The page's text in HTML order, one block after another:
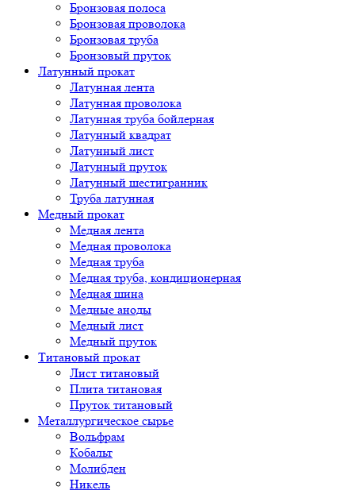
Бронзовая полоса
Бронзовая проволока
Бронзовая труба
Бронзовый пруток
Латунный прокат
Латунная лента
Латунная проволока
Латунная труба бойлерная
Латунный квадрат
Латунный лист
Латунный пруток
Латунный шестигранник
Труба латунная
Медный прокат
Медная лента
Медная проволока
Медная труба
Медная труба, кондиционерная
Медная шина
Медные аноды
Медный лист
Медный пруток
Титановый прокат
Лист титановый
Плита титановая
Пруток титановый
Металлургическое сырье
Вольфрам
Кобальт
Молибден
Никель